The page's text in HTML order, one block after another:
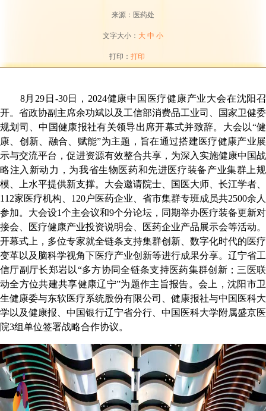
来源：医药处
文字大小： 大 中 小
打印： 打印
8月 29 日 -30日， 2024健康中国医疗健康产业大会在沈阳召
开。省政协副主席余功斌以及工信部消费品工业司、国家卫健委
规划司、中国健康报社有关领导出席开幕式并致辞。大会以“健
康、创新、融合、赋能”为主题，旨在通过搭建医疗健康产业展
示与交流平台，促进资源有效整合共享，为深入实施健康中国战
略注入新动力，为我省生物医药和先进医疗装备产业集群上规
模、上水平提供新支撑。大会邀请院士、国医大师、长江学者、
112家医疗机构、 120户医药企业、省市集群专班成员共2500余人
参加。大会设1个主会议和9个分论坛，同期举办医疗装备更新对
接会、医疗健康产业投资说明会、医药企业产品展示会等活动。
开幕式上，多位专家就全链条支持集群创新、数字化时代的医疗
变革以及脑科学视角下医疗产业创新等进行成果分享。 辽宁省工
信厅副厅长郑岩以“多方协同全链条支持医药集群创新；三医联
动全方位共建共享健康辽宁”为题作主旨报告。会上，沈阳市卫
生健康委与东软医疗系统股份有限公司、健康报社与中国医科大
学以及健康报、中国银行辽宁省分行、中国医科大学附属盛京医
院3组单位签署战略合作协议。